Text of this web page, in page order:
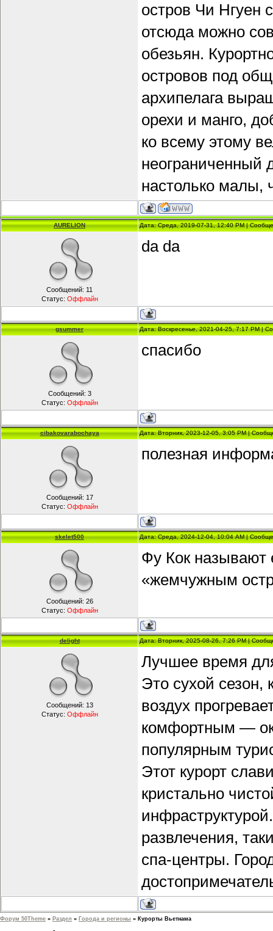
остров Чи Нгуен
отсюда можно
обезьян.
островов под
архипелага
орехи и манго,
ко всему этому
неограниченный
настолько малы,
AURELION Дата: Среда, 2019-07-31, 12:40 PM |
Сообщений: 11
Статус: Оффлайн
da da
gsummer Дата: Воскресенье, 2021-04-25, 7:17 PM |
Сообщений: 3
Статус: Оффлайн
спасибо
cibakovarabochaya Дата: Вторник, 2023-12-05, 3:05 PM |
Сообщений: 17
Статус: Оффлайн
полезная
skelet500 Дата: Среда, 2024-12-04, 10:04 AM |
Сообщений: 26
Статус: Оффлайн
Фу Кок называют
«жемчужным
delight Дата: Вторник, 2025-08-26, 7:26 PM |
Сообщений: 13
Статус: Оффлайн
Лучшее время
Это сухой сезон,
воздух
комфортным —
популярным
Этот курорт
кристально
развлечения,
спа-центры.
Форум 50Theme » Раздел » Города и регионы » Курорты Вьетнама